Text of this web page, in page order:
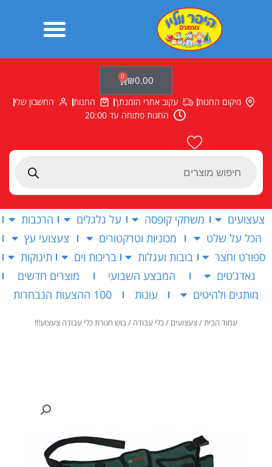
Products
₪0.00
0
עגלת
קניות
מיקום החנות עקוב אחרי הזמנתך החנות
החשבון שלי
החנות פתוחה עד 20:00
צעצועים משחקי קופסה על גלגלים
הרכבות
הכל על שלט
מכוניות וטרקטורים
צעצועי עץ
ספורט וחצר
בובות ועגלות בריכות וים
תינוקות
גאדג’טים
המבצע השבועי
מוצרים חדשים
מותגים ולהיטים
עונות 100 ההצעות הנבחרות
עמוד הבית/צעצועים /כלי עבודה / בוש חגורת כלי עבודה צעצוע!!!